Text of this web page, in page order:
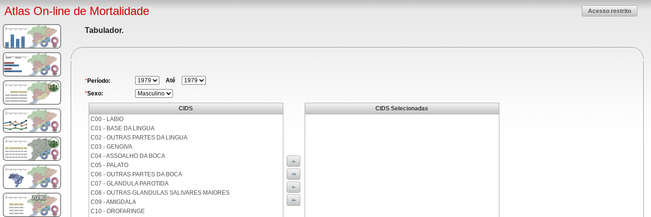
Atlas On-line de Mortalidade Acesso restrito
Tabulador.
*Período:
Até
*Sexo:
CIDS
C00 - LABIO
C01 - BASE DA LINGUA
C02 - OUTRAS PARTES DA LINGUA
C03 - GENGIVA
C04 - ASSOALHO DA BOCA
C05 - PALATO
C06 - OUTRAS PARTES DA BOCA
C07 - GLANDULA PAROTIDA
C08 - OUTRAS GLANDULAS SALIVARES MAIORES
C09 - AMIGDALA
C10 - OROFARINGE
CIDS Selecionadas